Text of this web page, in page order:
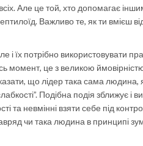
Але це той, хто допомагає
Важливо те, як ти вмієш
і їх потрібно використовувати
момент, це з великою
що лідер така сама людина,
Подібна подія зближує і
та невмінні взяти себе під
чи така людина в принципі